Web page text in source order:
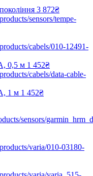
3 872₴
0,5 м 1 452₴
1 м 1 452₴